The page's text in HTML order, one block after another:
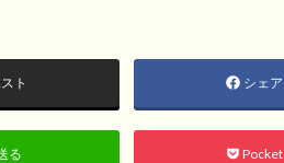
ト シェア
る Pocket